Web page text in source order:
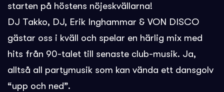
starten på höstens nöjeskvällarna!
DJ Takko, DJ, Erik Inghammar & VON DISCO
gästar oss i kväll och spelar en härlig mix med
hits från 90-talet till senaste club-musik. Ja,
alltså all partymusik som kan vända ett dansgolv
“upp och ned”.